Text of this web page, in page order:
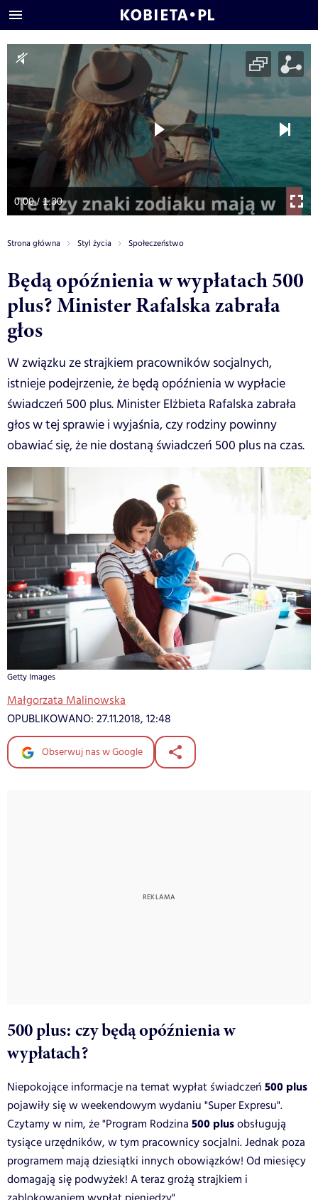
0:00 / 1:30
Strona główna Styl życia Społeczeństwo
Będą opóźnienia w wypłatach 500
plus? Minister Rafalska zabrała
głos
W związku ze strajkiem pracowników socjalnych,
istnieje podejrzenie, że będą opóźnienia w wypłacie
świadczeń 500 plus. Minister Elżbieta Rafalska zabrała
głos w tej sprawie i wyjaśnia, czy rodziny powinny
obawiać się, że nie dostaną świadczeń 500 plus na czas.
Getty Images
Małgorzata Malinowska
OPUBLIKOWANO: 27.11.2018, 12:48
Obserwuj nas w Google
500 plus: czy będą opóźnienia w
wypłatach?
Niepokojące informacje na temat wypłat świadczeń 500 plus
pojawiły się w weekendowym wydaniu "Super Expresu".
Czytamy w nim, że "Program Rodzina 500 plusobsługują
tysiące urzędników, w tym pracownicy socjalni. Jednak poza
programem mają dziesiątki innych obowiązków! Od miesięcy
domagają się podwyżek! A teraz grożą strajkiem i